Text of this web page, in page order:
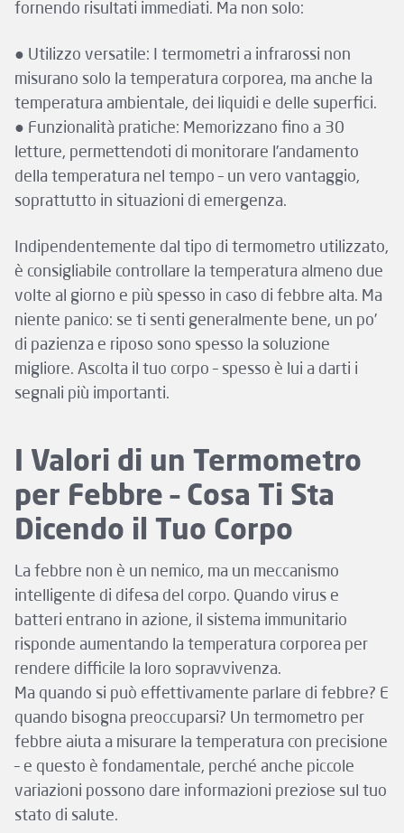
fornendo risultati immediati. Ma non solo:
● Utilizzo versatile: I termometri a infrarossi non
misurano solo la temperatura corporea, ma anche la
temperatura ambientale, dei liquidi e delle superfici.
● Funzionalità pratiche: Memorizzano fino a 30
letture, permettendoti di monitorare l’andamento
della temperatura nel tempo – un vero vantaggio,
soprattutto in situazioni di emergenza.
Indipendentemente dal tipo di termometro utilizzato,
è consigliabile controllare la temperatura almeno due
volte al giorno e più spesso in caso di febbre alta. Ma
niente panico: se ti senti generalmente bene, un po’
di pazienza e riposo sono spesso la soluzione
migliore. Ascolta il tuo corpo – spesso è lui a darti i
segnali più importanti.
I Valori di un Termometro
per Febbre – Cosa Ti Sta
Dicendo il Tuo Corpo
La febbre non è un nemico, ma un meccanismo
intelligente di difesa del corpo. Quando virus e
batteri entrano in azione, il sistema immunitario
risponde aumentando la temperatura corporea per
rendere difficile la loro sopravvivenza.
Ma quando si può effettivamente parlare di febbre? E
quando bisogna preoccuparsi? Un termometro per
febbre aiuta a misurare la temperatura con precisione
– e questo è fondamentale, perché anche piccole
variazioni possono dare informazioni preziose sul tuo
stato di salute.